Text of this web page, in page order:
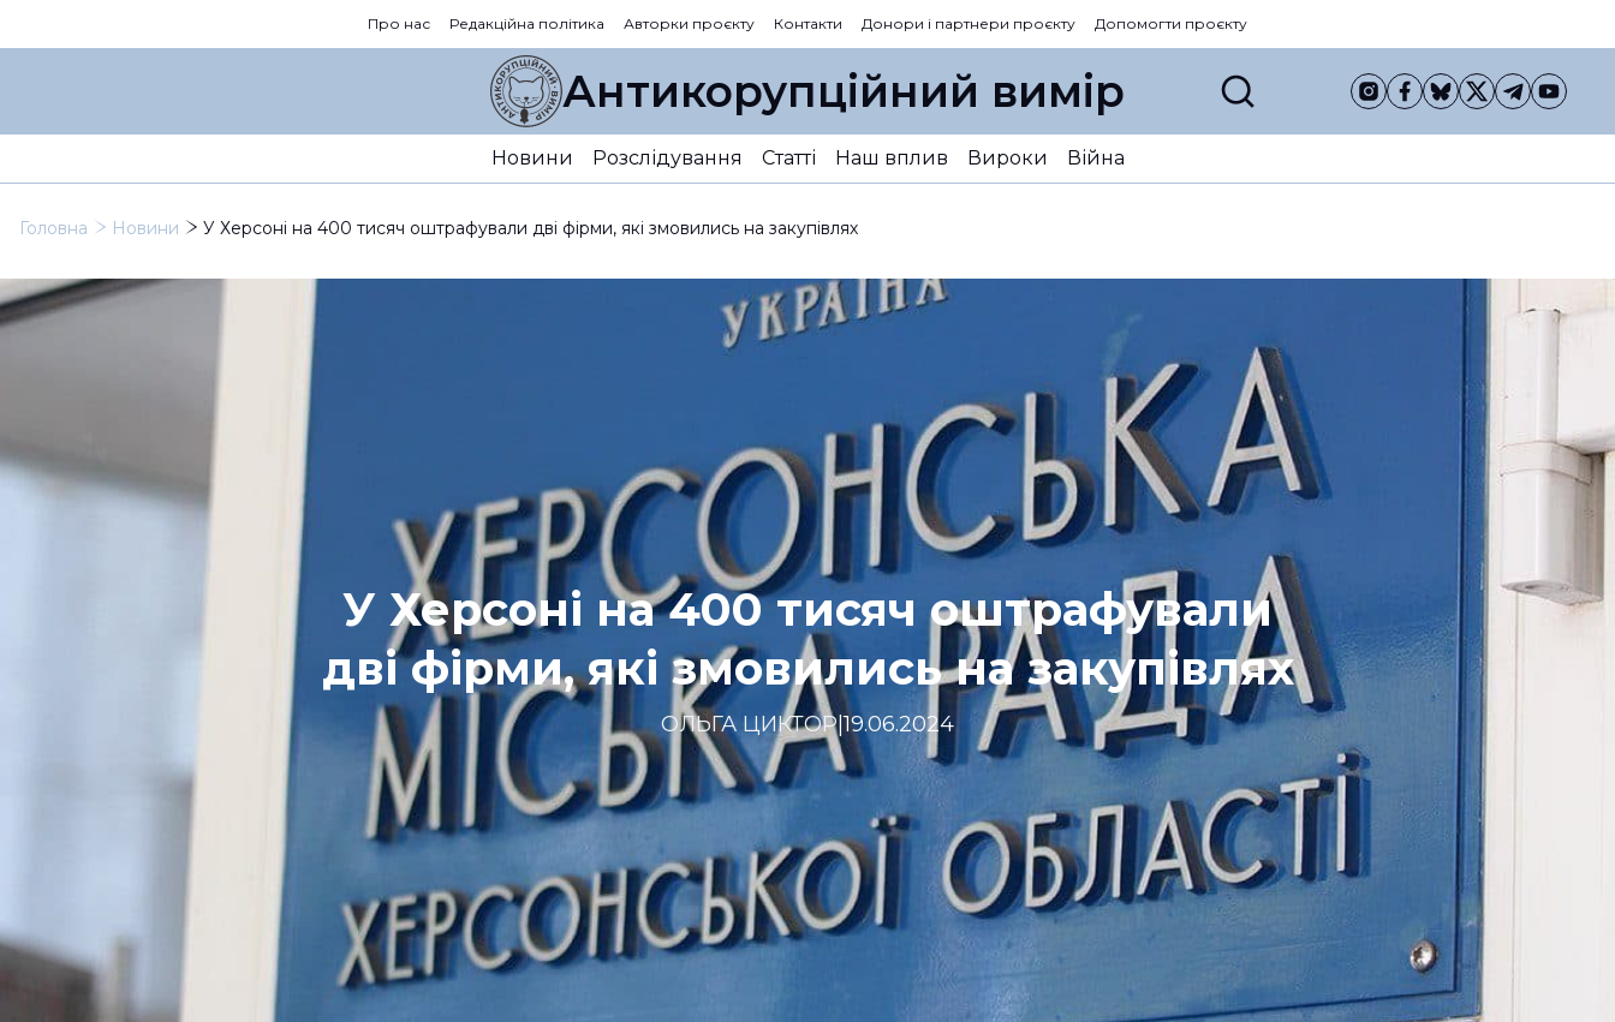
Про нас Редакційна політика Авторки проєкту Контакти Донори і партнери проєкту Допомогти проєкту
Антикорупційний вимір
Новини Розслідування Статті Наш вплив Вироки Війна
Головна Новини У Херсоні на 400 тисяч оштрафували дві фірми, які змовились на закупівлях
У Херсоні на 400 тисяч оштрафували
дві фірми, які змовились на закупівлях
ОЛЬГА ЦИКТОР|19.06.2024